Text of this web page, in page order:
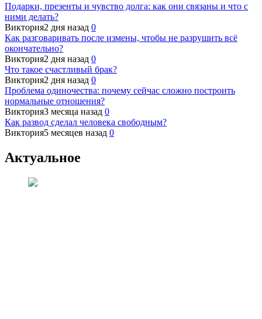
Подарки, презенты и чувство долга: как они связаны и что с
ними делать?
Виктория2 дня назад 0
Как разговаривать после измены, чтобы не разрушить всё
окончательно?
Виктория2 дня назад 0
Что такое счастливый брак?
Виктория2 дня назад 0
Проблема одиночества: почему сейчас сложно построить
нормальные отношения?
Виктория3 месяца назад 0
Как развод сделал человека свободным?
Виктория5 месяцев назад 0
Актуальное